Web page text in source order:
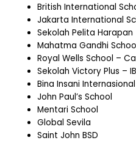
British International
Jakarta International
Sekolah Pelita Harapan
Mahatma Gandhi
Royal Wells School –
Sekolah Victory Plus –
Bina Insani Internasional
John Paul’s School
Mentari School
Global Sevila
Saint John BSD